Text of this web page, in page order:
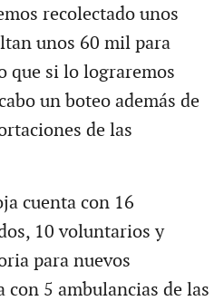
recolectado unos
unos 60 mil para
que si lo lograremos
un boteo además de
de las
cuenta con 16
10 voluntarios y
para nuevos
con 5 ambulancias de las